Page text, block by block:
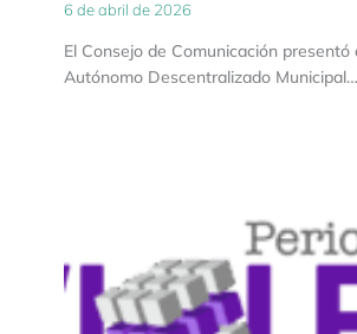
6 de abril de 2026
El Consejo de Comunicación presentó
Autónomo Descentralizado Municipal…